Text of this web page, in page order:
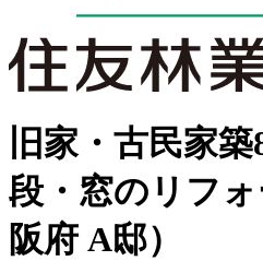
旧家・古民家
段・窓のリフ
阪府 A邸）